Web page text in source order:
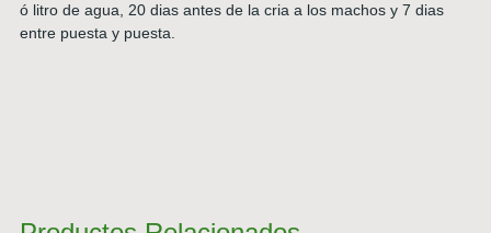
ó litro de agua, 20 dias antes de la cria a los machos y 7 dias
entre puesta y puesta.